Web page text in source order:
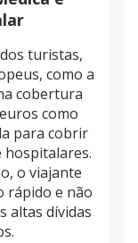
turistas,
como a
cobertura
como
para cobrir
hospitalares.
o viajante
rápido e não
altas dívidas